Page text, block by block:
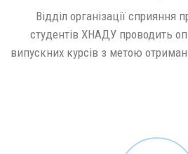
Відділ організації
студентів ХНАДУ проводить
випускних курсів з метою